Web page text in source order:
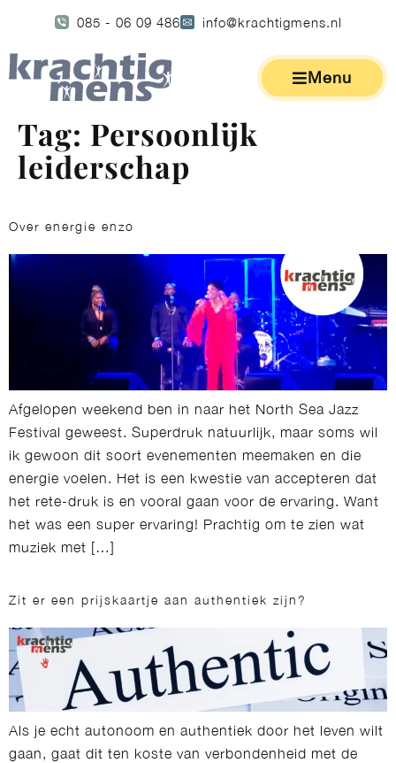
085 - 06 09 486 info@krachtigmens.nl
Menu
Tag: Persoonlijk
leiderschap
Over energie enzo
Afgelopen weekend ben in naar het North Sea Jazz
Festival geweest. Superdruk natuurlijk, maar soms wil
ik gewoon dit soort evenementen meemaken en die
energie voelen. Het is een kwestie van accepteren dat
het rete-druk is en vooral gaan voor de ervaring. Want
het was een super ervaring! Prachtig om te zien wat
muziek met […]
Zit er een prijskaartje aan authentiek zijn?
Als je echt autonoom en authentiek door het leven wilt
gaan, gaat dit ten koste van verbondenheid met de